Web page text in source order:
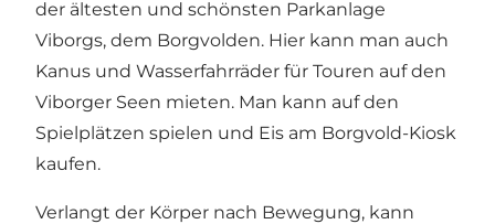
der ältesten und schönsten Parkanlage
Viborgs, dem Borgvolden. Hier kann man auch
Kanus und Wasserfahrräder für Touren auf den
Viborger Seen mieten. Man kann auf den
Spielplätzen spielen und Eis am Borgvold-Kiosk
kaufen.
Verlangt der Körper nach Bewegung, kann